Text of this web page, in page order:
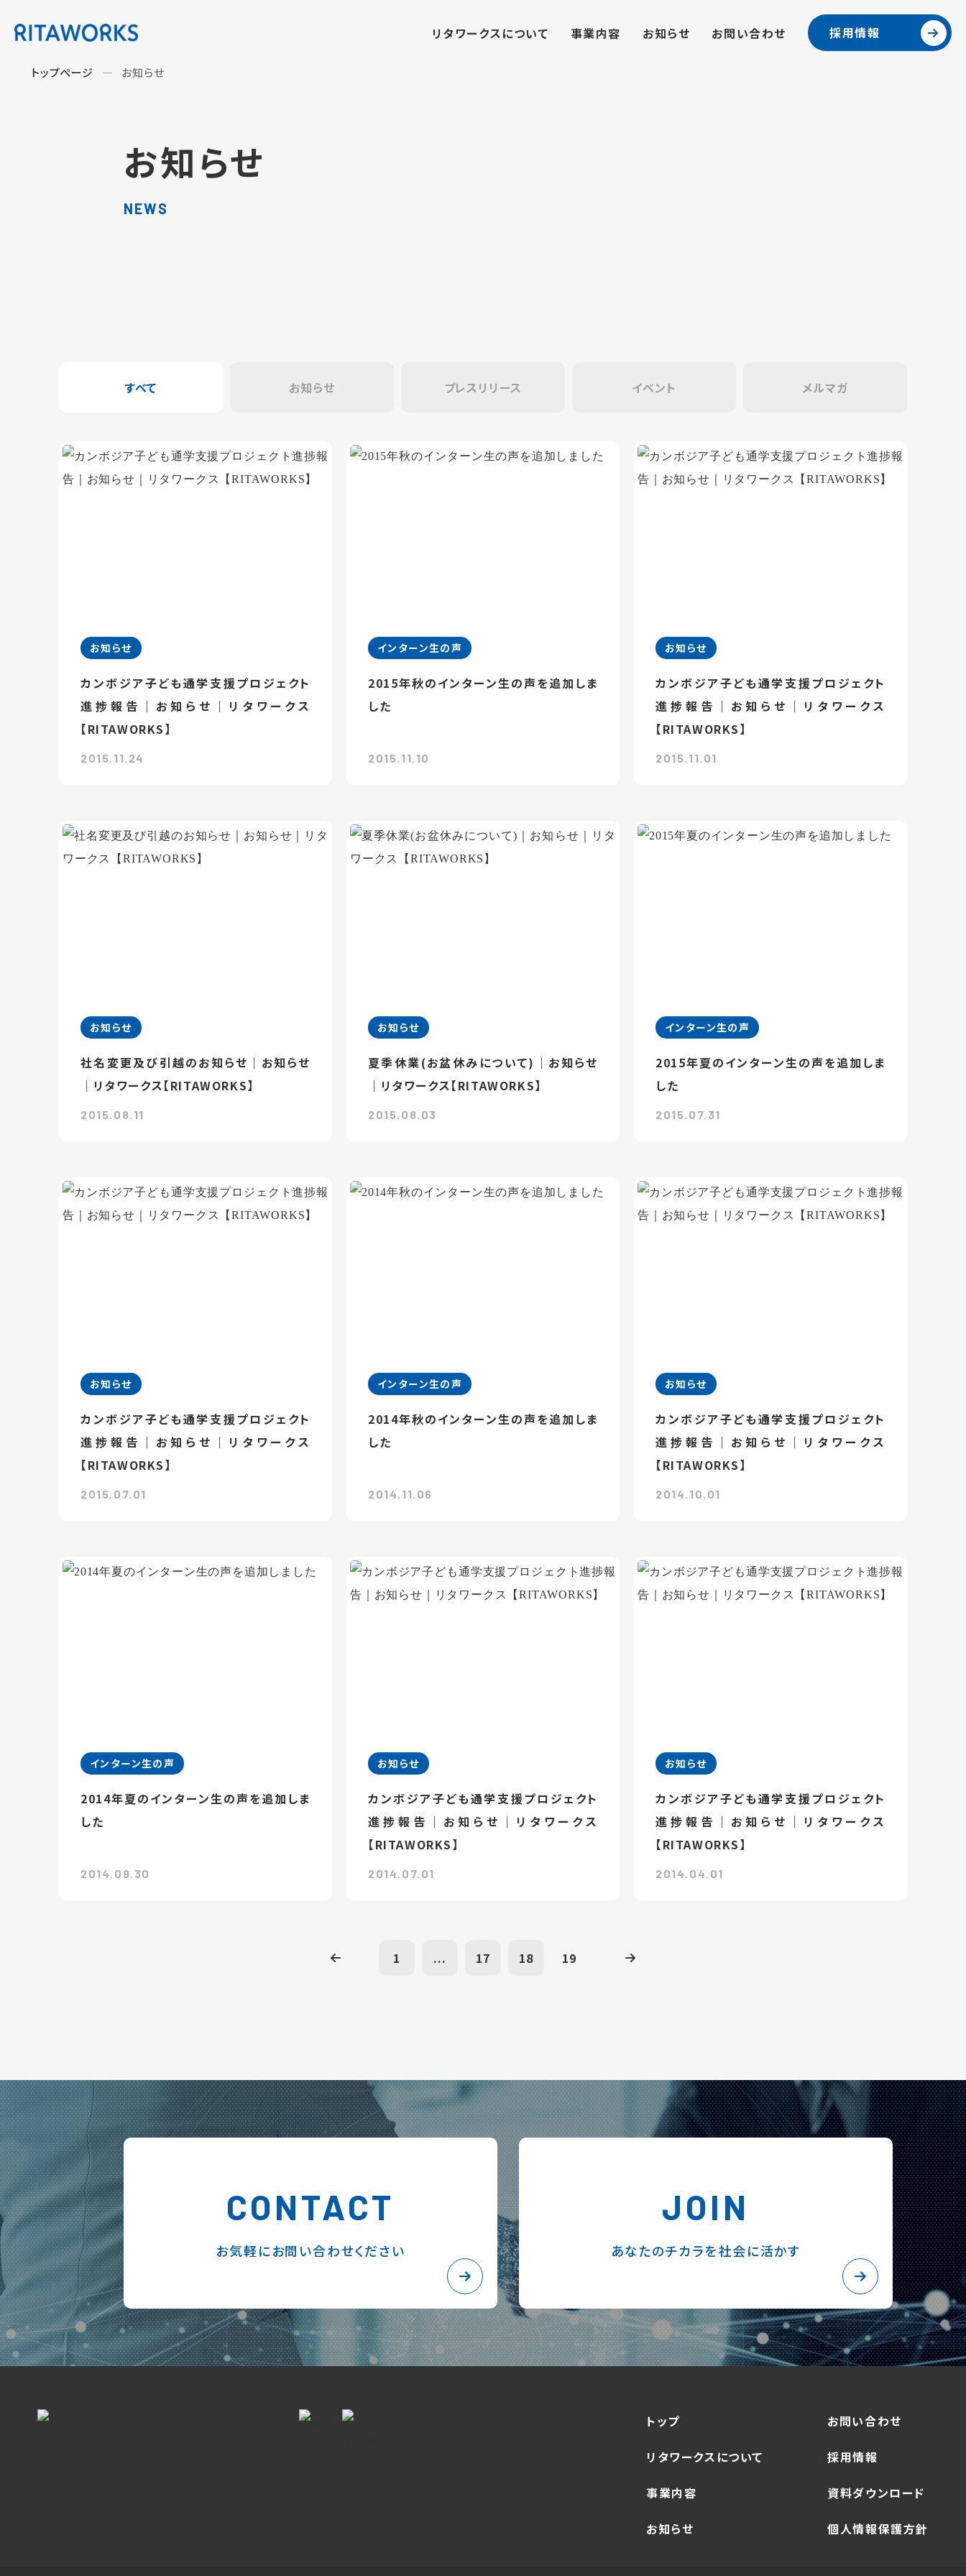
リタワークスについて 事業内容 お知らせ お問い合わせ 採用情報
トップページ お知らせ
お知らせ
NEWS
すべて お知らせ プレスリリース イベント メルマガ
お知らせ
カンボジア子ども通学支援プロジェクト
進捗報告｜お知らせ｜リタワークス
【RITAWORKS】
2015.11.24
インターン生の声
2015年秋のインターン生の声を追加しま
した
2015.11.10
お知らせ
カンボジア子ども通学支援プロジェクト
進捗報告｜お知らせ｜リタワークス
【RITAWORKS】
2015.11.01
お知らせ
社名変更及び引越のお知らせ｜お知らせ
｜リタワークス【RITAWORKS】
2015.08.11
お知らせ
夏季休業(お盆休みについて)｜お知らせ
｜リタワークス【RITAWORKS】
2015.08.03
インターン生の声
2015年夏のインターン生の声を追加しま
した
2015.07.31
お知らせ
カンボジア子ども通学支援プロジェクト
進捗報告｜お知らせ｜リタワークス
【RITAWORKS】
2015.07.01
インターン生の声
2014年秋のインターン生の声を追加しま
した
2014.11.06
お知らせ
カンボジア子ども通学支援プロジェクト
進捗報告｜お知らせ｜リタワークス
【RITAWORKS】
2014.10.01
インターン生の声
2014年夏のインターン生の声を追加しま
した
2014.09.30
お知らせ
カンボジア子ども通学支援プロジェクト
進捗報告｜お知らせ｜リタワークス
【RITAWORKS】
2014.07.01
お知らせ
カンボジア子ども通学支援プロジェクト
進捗報告｜お知らせ｜リタワークス
【RITAWORKS】
2014.04.01
1 ... 17 18 19
CONTACT
お気軽にお問い合わせください
JOIN
あなたのチカラを社会に活かす
トップ
リタワークスについて
事業内容
お知らせ
お問い合わせ
採用情報
資料ダウンロード
個人情報保護方針